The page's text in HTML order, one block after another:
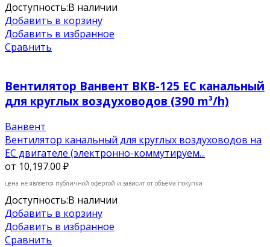
Доступность:В наличии
Добавить в корзину
Добавить в избранное
Сравнить
Вентилятор Ванвент ВКВ-125 EC канальный
для круглых воздуховодов (390 m³/h)
Ванвент
Вентилятор канальный для круглых воздуховодов на
ЕС двигателе (электронно-коммутируем...
от 10,197.00 ₽
цена не является публичной офертой и зависит от объёма покупки
Доступность:В наличии
Добавить в корзину
Добавить в избранное
Сравнить